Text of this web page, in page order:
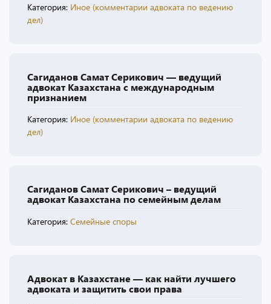
Категория: Иное (комментарии адвоката по ведению
дел)
Сагиданов Самат Серикович — ведущий
адвокат Казахстана с международным
признанием
Категория: Иное (комментарии адвоката по ведению
дел)
Сагиданов Самат Серикович – ведущий
адвокат Казахстана по семейным делам
Категория: Семейные споры
Адвокат в Казахстане — как найти лучшего
адвоката и защитить свои права